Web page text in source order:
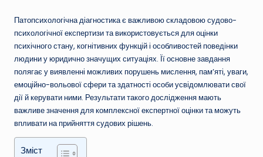
Патопсихологічна діагностика є важливою складовою судово-
психологічної експертизи та використовується для оцінки
психічного стану, когнітивних функцій і особливостей поведінки
людини у юридично значущих ситуаціях. Її основне завдання
полягає у виявленні можливих порушень мислення, пам’яті, уваги,
емоційно-вольової сфери та здатності особи усвідомлювати свої
дії й керувати ними. Результати такого дослідження мають
важливе значення для комплексної експертної оцінки та можуть
впливати на прийняття судових рішень.
Зміст